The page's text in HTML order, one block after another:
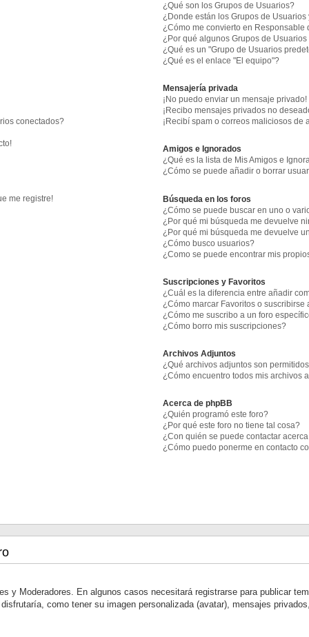
conectados?
me registre!
¿Qué son los Grupos de Usuarios?
¿Donde están los Grupos de
¿Cómo me convierto en Responsable
¿Por qué algunos Grupos de
¿Qué es un "Grupo de Usuarios
¿Qué es el enlace "El equipo"?
Mensajería privada
¡No puedo enviar un mensaje privado!
¡Recibo mensajes privados no
¡Recibí spam o correos maliciosos de
Amigos e Ignorados
¿Qué es la lista de Mis Amigos e
¿Cómo se puede añadir o borrar
Búsqueda en los foros
¿Cómo se puede buscar en uno o
¿Por qué mi búsqueda me devuelve
¿Por qué mi búsqueda me devuelve
¿Cómo busco usuarios?
¿Como se puede encontrar mis
Suscripciones y Favoritos
¿Cuál es la diferencia entre añadir
¿Cómo marcar Favoritos o suscribirse
¿Cómo me suscribo a un foro
¿Cómo borro mis suscripciones?
Archivos Adjuntos
¿Qué archivos adjuntos son
¿Cómo encuentro todos mis archivos
Acerca de phpBB
¿Quién programó este foro?
¿Por qué este foro no tiene tal cosa?
¿Con quién se puede contactar
¿Cómo puedo ponerme en contacto
y Moderadores. En algunos casos necesitará registrarse para publicar
como tener su imagen personalizada (avatar), mensajes